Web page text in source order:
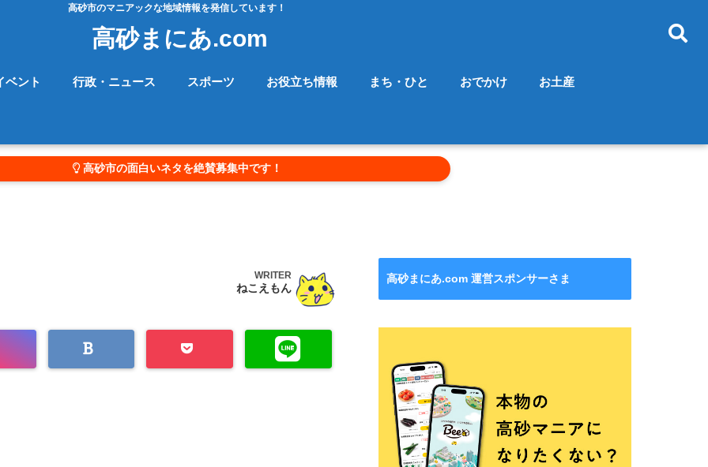
高砂市のマニアックな地域情報を発信しています！
高砂まにあ.com
ベント 行政・ニュース スポーツ お役立ち情報 まち・ひと おでかけ お土産
高砂市の面白いネタを絶賛募集中です！
WRITER
ねこえもん
高砂まにあ.com 運営スポンサーさま